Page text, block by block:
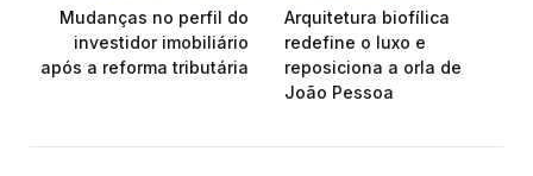
Mudanças no perfil do
investidor imobiliário
após a reforma tributária
Arquitetura biofílica
redefine o luxo e
reposiciona a orla de
João Pessoa